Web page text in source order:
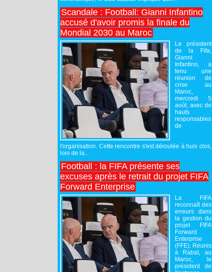
Scandale : Football: Gianni Infantino
accusé d'avoir promis la finale du
Mondial 2030 au Maroc
Le président
de la Fifa,
Gianni
Infantino, a
tenu une
réunion de
crise au
Maroc,
mercredi 5
août, avec de
hauts
responsables
de
l'organisation. Cette rencontre s'est déroulée à huis clos,
loin de la...
Football : la FIFA présente ses
excuses après le retrait du projet FIFA
Forward Enterprise
La FIFA
reconnaît des
erreurs dans
la gestion du
projet FIFA
Forward
Enterprise
(FFE). Réunis
à Rabat, au
Maroc, le
président de